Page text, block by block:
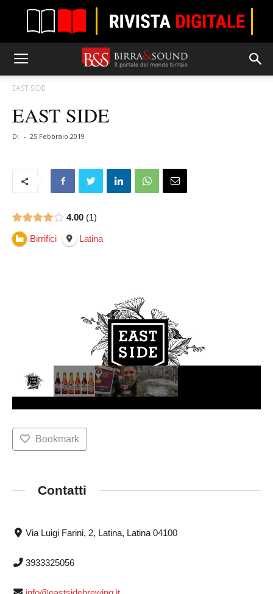
EAST SIDE
EAST SIDE
Di - 25 Febbraio 2019
4.00 1
Birrifici Latina
Bookmark
Contatti
Via Luigi Farini, 2, Latina, Latina 04100
3933325056